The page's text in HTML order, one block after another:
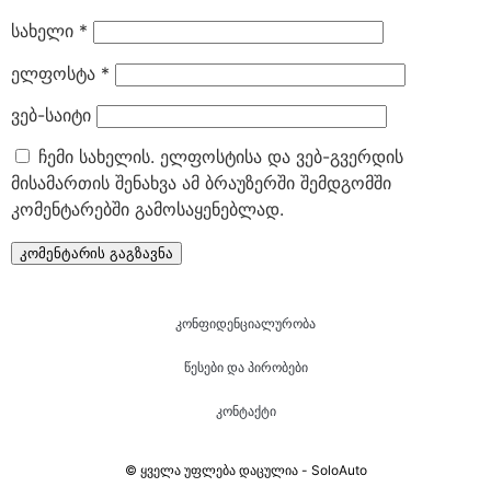
სახელი *
ელფოსტა *
ვებ-საიტი
ჩემი სახელის. ელფოსტისა და ვებ-გვერდის
მისამართის შენახვა ამ ბრაუზერში შემდგომში
კომენტარებში გამოსაყენებლად.
კონფიდენციალურობა
წესები და პირობები
კონტაქტი
© ყველა უფლება დაცულია - SoloAuto